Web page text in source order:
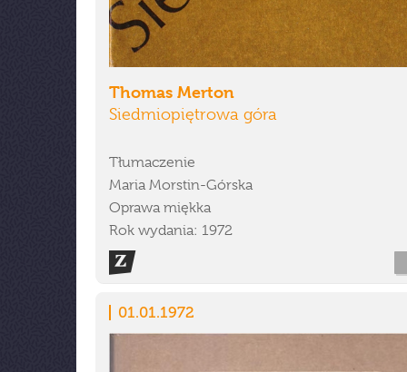
Thomas Merton
Siedmiopiętrowa góra
Tłumaczenie
Maria Morstin-Górska
Oprawa miękka
Rok wydania: 1972
01.01.1972